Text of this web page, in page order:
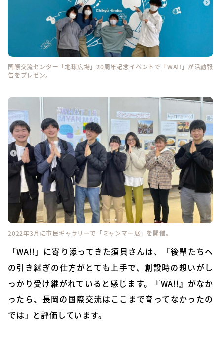
国際交流センター「地球広場」20周年記念イベントで「WA!!」が活動報
告をプレゼン。
2022年3月に市民ギャラリーで「ミャンマー展」を開催。
「WA!!」に寄り添ってきた須貝さんは、「後輩たちへ
の引き継ぎの仕方がとても上手で、創設時の想いがし
っかり受け継がれていると感じます。『WA!!』がなか
ったら、長岡の国際交流はここまで育ってなかったの
では」と評価しています。